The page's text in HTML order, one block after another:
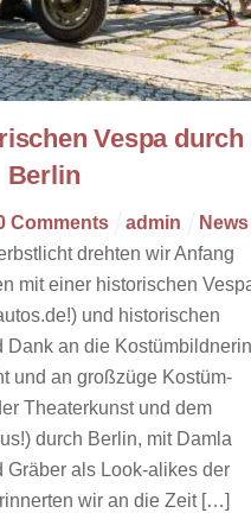
Vespa durch
Berlin
Comments admin
News
drehten wir Anfang
mit einer historischen
und historischen
Dank an die Kostümbildnerin
und an großzüge Kostüm-
Theaterkunst und dem
durch Berlin, mit Damla
Gräber als Look-alikes der
wir an die Zeit […]